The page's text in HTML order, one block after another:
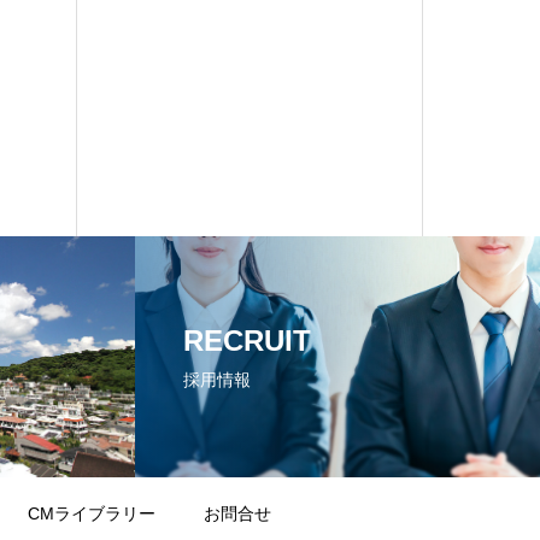
RECRUIT
採用情報
CMライブラリー お問合せ